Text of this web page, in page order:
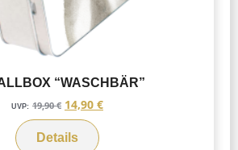
“WASCHBÄR”
UVP: 19,90€ 14,90 €
Details